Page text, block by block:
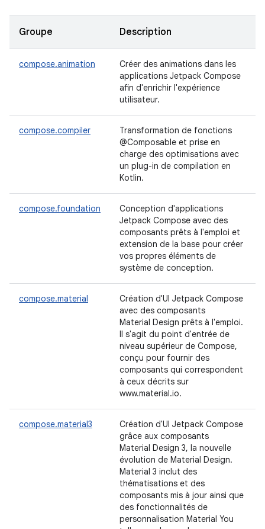
Groupe Description
compose.animation
Créer des animations dans les
applications Jetpack Compose
afin d'enrichir l'expérience
utilisateur.
compose.compiler
Transformation de fonctions
@Composable et prise en
charge des optimisations avec
un plug-in de compilation en
Kotlin.
compose.foundation
Conception d'applications
Jetpack Compose avec des
composants prêts à l'emploi et
extension de la base pour créer
vos propres éléments de
système de conception.
compose.material
Création d'UI Jetpack Compose
avec des composants
Material Design prêts à l'emploi.
Il s'agit du point d'entrée de
niveau supérieur de Compose,
conçu pour fournir des
composants qui correspondent
à ceux décrits sur
www.material.io.
compose.material3
Création d'UI Jetpack Compose
grâce aux composants
Material Design 3, la nouvelle
évolution de Material Design.
Material 3 inclut des
thématisations et des
composants mis à jour ainsi que
des fonctionnalités de
personnalisation Material You